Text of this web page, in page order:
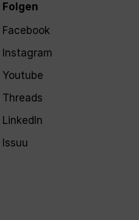
Folgen
Facebook
Instagram
Youtube
Threads
LinkedIn
Issuu